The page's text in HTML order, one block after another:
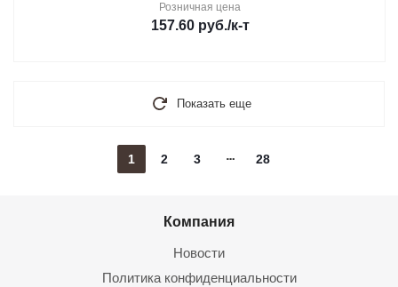
Розничная цена
157.60руб./к-т
Показать еще
1 2 3 28
Компания
Новости
Политика конфиденциальности